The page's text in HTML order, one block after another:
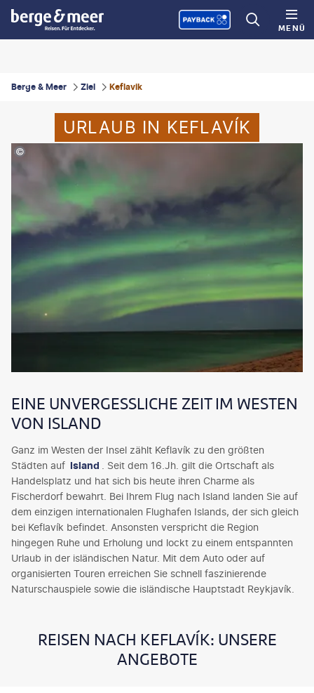
MENÜ
Berge & Meer Ziel Keflavik
URLAUB IN KEFLAVÍK
Fichtmüller-gty
EINE UNVERGESSLICHE ZEIT IM WESTEN
VON ISLAND
Ganz im Westen der Insel zählt Keflavík zu den größten
Städten auf Island
. Seit dem 16.Jh. gilt die Ortschaft als
Handelsplatz und hat sich bis heute ihren Charme als
Fischerdorf bewahrt. Bei Ihrem Flug nach Island landen Sie auf
dem einzigen internationalen Flughafen Islands, der sich gleich
bei Keflavík befindet. Ansonsten verspricht die Region
hingegen Ruhe und Erholung und lockt zu einem entspannten
Urlaub in der isländischen Natur. Mit dem Auto oder auf
organisierten Touren erreichen Sie schnell faszinierende
Naturschauspiele sowie die isländische Hauptstadt Reykjavík.
REISEN NACH KEFLAVÍK: UNSERE
ANGEBOTE